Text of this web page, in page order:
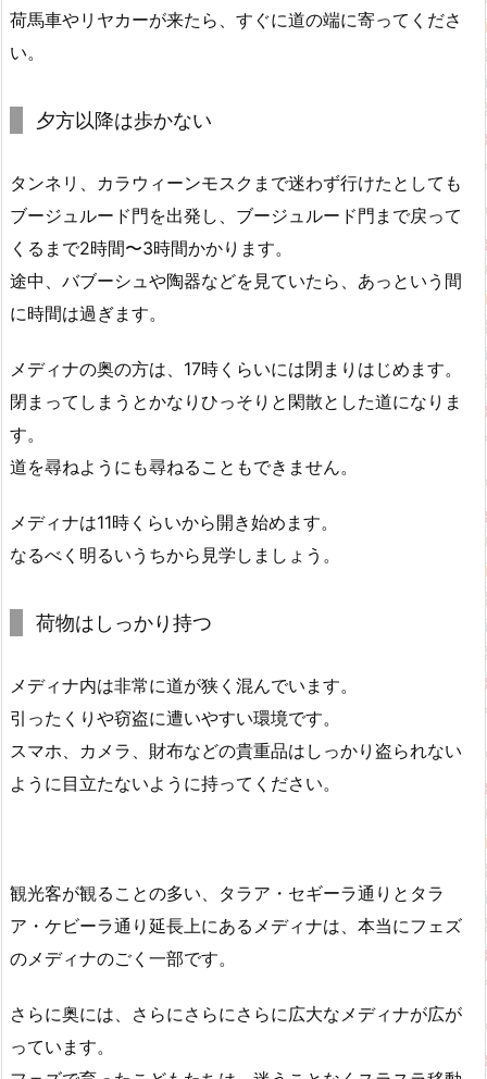
荷馬車やリヤカーが来たら、すぐに道の端に寄ってくださ
い。
夕方以降は歩かない
タンネリ、カラウィーンモスクまで迷わず行けたとしても
ブージュルード門を出発し、ブージュルード門まで戻って
くるまで2時間〜3時間かかります。
途中、バブーシュや陶器などを見ていたら、あっという間
に時間は過ぎます。
メディナの奥の方は、17時くらいには閉まりはじめます。
閉まってしまうとかなりひっそりと閑散とした道になりま
す。
道を尋ねようにも尋ねることもできません。
メディナは11時くらいから開き始めます。
なるべく明るいうちから見学しましょう。
荷物はしっかり持つ
メディナ内は非常に道が狭く混んでいます。
引ったくりや窃盗に遭いやすい環境です。
スマホ、カメラ、財布などの貴重品はしっかり盗られない
ように目立たないように持ってください。
観光客が観ることの多い、タラア・セギーラ通りとタラ
ア・ケビーラ通り延長上にあるメディナは、本当にフェズ
のメディナのごく一部です。
さらに奥には、さらにさらにさらに広大なメディナが広が
っています。